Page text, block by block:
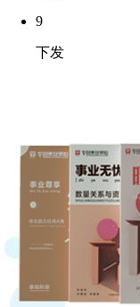
9
下发